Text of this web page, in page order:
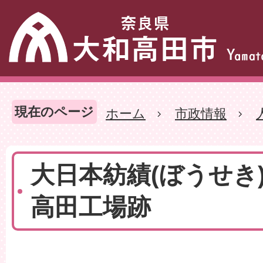
現在のページ ホーム 市政情報
大日本紡績(ぼうせ
高田工場跡